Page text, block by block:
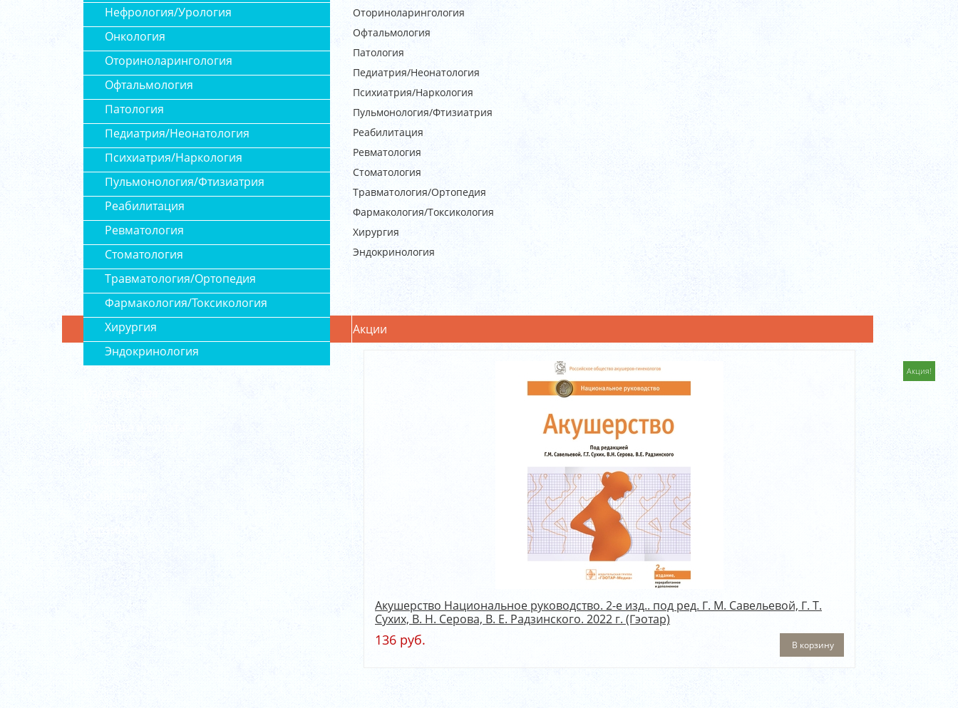
Нефрология/Урология
Онкология
Оториноларингология
Офтальмология
Патология
Педиатрия/Неонатология
Психиатрия/Наркология
Пульмонология/Фтизиатрия
Реабилитация
Ревматология
Стоматология
Травматология/Ортопедия
Фармакология/Токсикология
Хирургия
Эндокринология
Издательства
Доставка и оплата
Контакты
О магазине
Корзина
Оториноларингология
Офтальмология
Патология
Педиатрия/Неонатология
Психиатрия/Наркология
Пульмонология/Фтизиатрия
Реабилитация
Ревматология
Стоматология
Травматология/Ортопедия
Фармакология/Токсикология
Хирургия
Эндокринология
Акции
Акция!
Акушерство Национальное руководство. 2-е изд.. под ред. Г. М. Савельевой, Г. Т.
Сухих, В. Н. Серова, В. Е. Радзинского. 2022 г. (Гэотар)
136 руб. В корзину